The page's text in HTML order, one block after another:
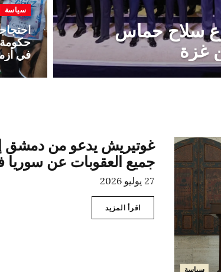
سلاح حماس
غزة
سياسة
في
سياسة
غوتيريش يدعو من دمشق
جميع العقوبات عن سوريا
27 يوليو 2026
اقرأ المزيد